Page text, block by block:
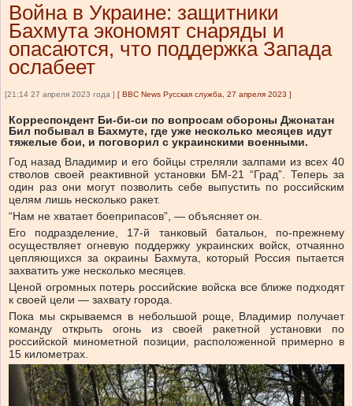
Война в Украине: защитники
Бахмута экономят снаряды и
опасаются, что поддержка Запада
ослабеет
[21:14 27 апреля 2023 года ] [ BBC News Русская служба, 27 апреля 2023 ]
Корреспондент Би-би-си по вопросам обороны Джонатан
Бил побывал в Бахмуте, где уже несколько месяцев идут
тяжелые бои, и поговорил с украинскими военными.
Год назад Владимир и его бойцы стреляли залпами из всех 40
стволов своей реактивной установки БМ-21 “Град”. Теперь за
один раз они могут позволить себе выпустить по российским
целям лишь несколько ракет.
“Нам не хватает боеприпасов”, — объясняет он.
Его подразделение, 17-й танковый батальон, по-прежнему
осуществляет огневую поддержку украинских войск, отчаянно
цепляющихся за окраины Бахмута, который Россия пытается
захватить уже несколько месяцев.
Ценой огромных потерь российские войска все ближе подходят
к своей цели — захвату города.
Пока мы скрываемся в небольшой роще, Владимир получает
команду открыть огонь из своей ракетной установки по
российской минометной позиции, расположенной примерно в
15 километрах.